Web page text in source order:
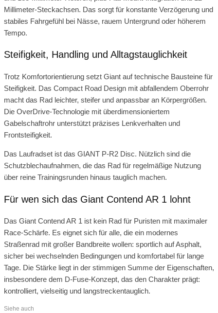
Millimeter-Steckachsen. Das sorgt für konstante Verzögerung und
stabiles Fahrgefühl bei Nässe, rauem Untergrund oder höherem
Tempo.
Steifigkeit, Handling und Alltagstauglichkeit
Trotz Komfortorientierung setzt Giant auf technische Bausteine für
Steifigkeit. Das Compact Road Design mit abfallendem Oberrohr
macht das Rad leichter, steifer und anpassbar an Körpergrößen.
Die OverDrive-Technologie mit überdimensioniertem
Gabelschaftrohr unterstützt präzises Lenkverhalten und
Frontsteifigkeit.
Das Laufradset ist das GIANT P-R2 Disc. Nützlich sind die
Schutzblechaufnahmen, die das Rad für regelmäßige Nutzung
über reine Trainingsrunden hinaus tauglich machen.
Für wen sich das Giant Contend AR 1 lohnt
Das Giant Contend AR 1 ist kein Rad für Puristen mit maximaler
Race-Schärfe. Es eignet sich für alle, die ein modernes
Straßenrad mit großer Bandbreite wollen: sportlich auf Asphalt,
sicher bei wechselnden Bedingungen und komfortabel für lange
Tage. Die Stärke liegt in der stimmigen Summe der Eigenschaften,
insbesondere dem D-Fuse-Konzept, das den Charakter prägt:
kontrolliert, vielseitig und langstreckentauglich.
Siehe auch